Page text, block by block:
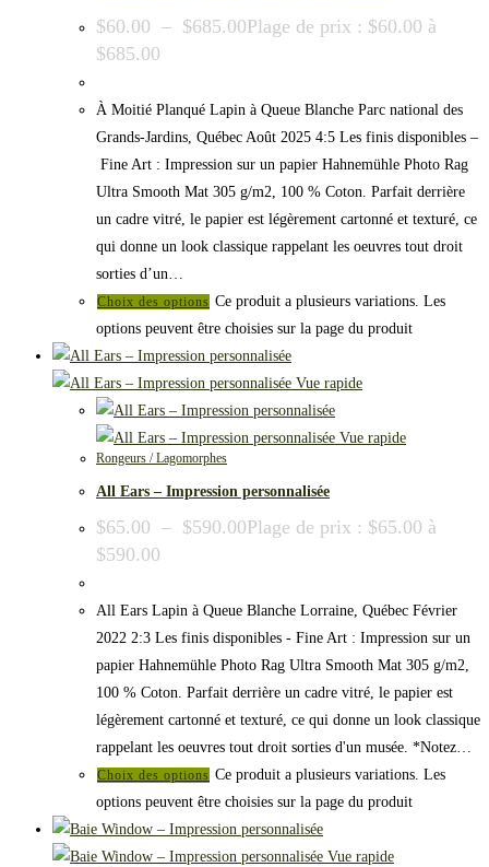
$60.00 – $685.00Plage de prix : $60.00 à
$685.00
À Moitié Planqué Lapin à Queue Blanche Parc national des
Grands-Jardins, Québec Août 2025 4:5 Les finis disponibles –
Fine Art : Impression sur un papier Hahnemühle Photo Rag
Ultra Smooth Mat 305 g/m2, 100 % Coton. Parfait derrière
un cadre vitré, le papier est légèrement cartonné et texturé, ce
qui donne un look classique rappelant les oeuvres tout droit
sorties d’un…
Choix des options Ce produit a plusieurs variations. Les
options peuvent être choisies sur la page du produit
Vue rapide
Vue rapide
Rongeurs / Lagomorphes
All Ears – Impression personnalisée
$65.00 – $590.00Plage de prix : $65.00 à
$590.00
All Ears Lapin à Queue Blanche Lorraine, Québec Février
2022 2:3 Les finis disponibles - Fine Art : Impression sur un
papier Hahnemühle Photo Rag Ultra Smooth Mat 305 g/m2,
100 % Coton. Parfait derrière un cadre vitré, le papier est
légèrement cartonné et texturé, ce qui donne un look classique
rappelant les oeuvres tout droit sorties d'un musée. *Notez…
Choix des options Ce produit a plusieurs variations. Les
options peuvent être choisies sur la page du produit
Vue rapide